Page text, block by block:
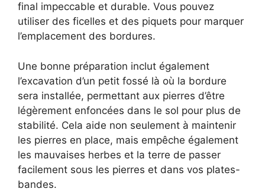
final impeccable et durable. Vous pouvez
utiliser des ficelles et des piquets pour marquer
l’emplacement des bordures.
Une bonne préparation inclut également
l’excavation d’un petit fossé là où la bordure
sera installée, permettant aux pierres d’être
légèrement enfoncées dans le sol pour plus de
stabilité. Cela aide non seulement à maintenir
les pierres en place, mais empêche également
les mauvaises herbes et la terre de passer
facilement sous les pierres et dans vos plates-
bandes.